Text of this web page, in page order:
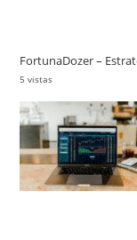
FortunaDozer –
5 vistas